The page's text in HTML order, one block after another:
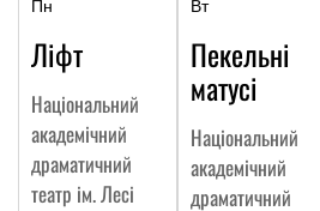
Пн
Ліфт
Національний
академічний
драматичний
театр ім. Лесі
Вт
Пекельні
матусі
Національний
академічний
драматичний